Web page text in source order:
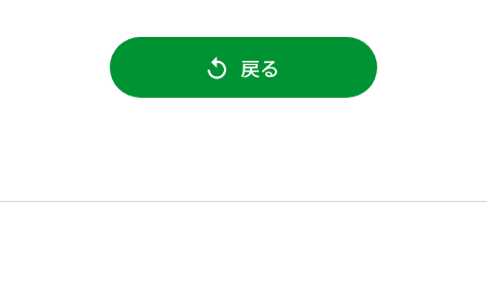
戻る